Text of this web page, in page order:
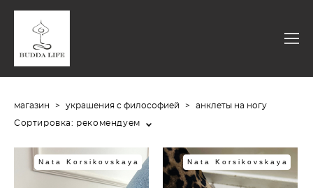
магазин > украшения с философией > анклеты на ногу
Сортировка: рекомендуем
Nata Korsikovskaya Nata Korsikovskaya